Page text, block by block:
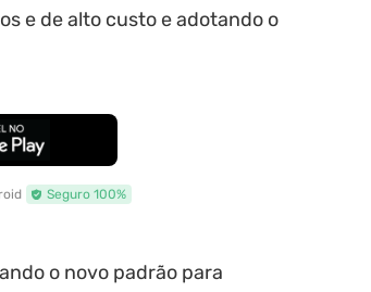
e de alto custo e adotando o
Seguro 100%
o novo padrão para